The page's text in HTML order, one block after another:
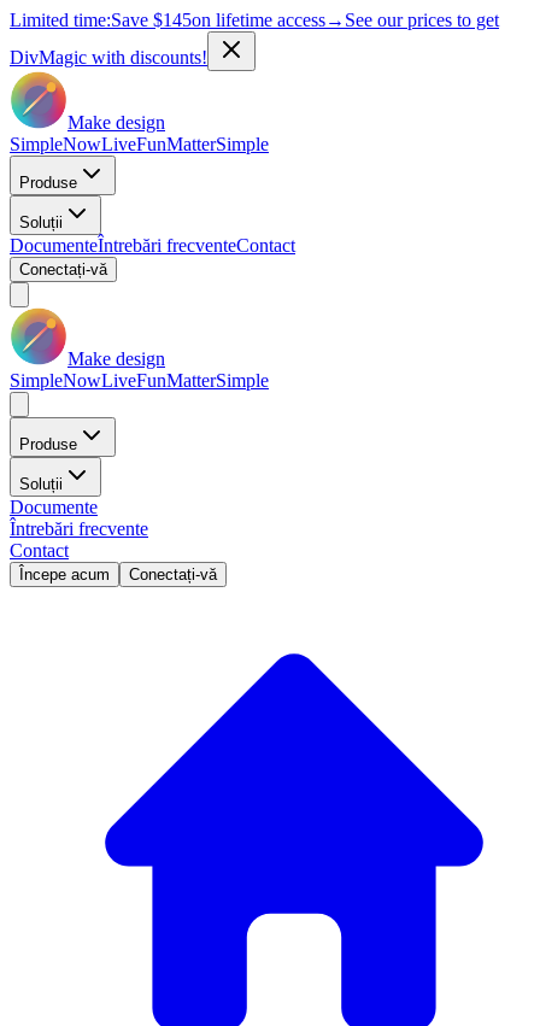
Limited time:Save $145on lifetime access→ See our prices to get
DivMagic with discounts!
Make design
SimpleNowLiveFunMatterSimple
Produse
Soluții
DocumenteÎntrebări frecventeContact
Conectați-vă
Make design
SimpleNowLiveFunMatterSimple
Produse
Soluții
Documente
Întrebări frecvente
Contact
Începe acum Conectați-vă